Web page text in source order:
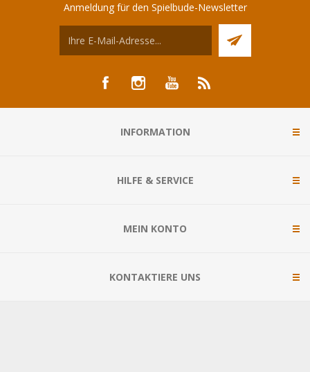
Anmeldung für den Spielbude-Newsletter
INFORMATION
HILFE & SERVICE
MEIN KONTO
KONTAKTIERE UNS